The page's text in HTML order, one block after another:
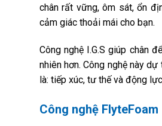
chân rất vững, ôm sát, ổn
cảm giác thoải mái cho bạn.
Công nghệ I.G.S giúp chân
nhiên hơn. Công nghệ này
là: tiếp xúc, tư thế và động
Công nghệ FlyteFoam